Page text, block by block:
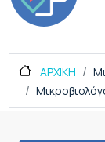
ΑΡΧΙΚΗ